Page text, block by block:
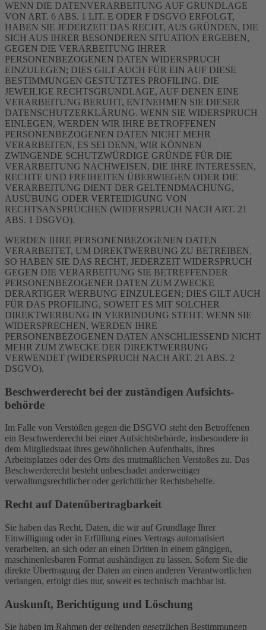
WENN DIE DATENVERARBEITUNG AUF GRUNDLAGE
VON ART. 6 ABS. 1 LIT. E ODER F DSGVO ERFOLGT,
HABEN SIE JEDERZEIT DAS RECHT, AUS GRÜNDEN, DIE
SICH AUS IHRER BESONDEREN SITUATION ERGEBEN,
GEGEN DIE VERARBEITUNG IHRER
PERSONENBEZOGENEN DATEN WIDERSPRUCH
EINZULEGEN; DIES GILT AUCH FÜR EIN AUF DIESE
BESTIMMUNGEN GESTÜTZTES PROFILING. DIE
JEWEILIGE RECHTSGRUNDLAGE, AUF DENEN EINE
VERARBEITUNG BERUHT, ENTNEHMEN SIE DIESER
DATENSCHUTZERKLÄRUNG. WENN SIE WIDERSPRUCH
EINLEGEN, WERDEN WIR IHRE BETROFFENEN
PERSONENBEZOGENEN DATEN NICHT MEHR
VERARBEITEN, ES SEI DENN, WIR KÖNNEN
ZWINGENDE SCHUTZWÜRDIGE GRÜNDE FÜR DIE
VERARBEITUNG NACHWEISEN, DIE IHRE INTERESSEN,
RECHTE UND FREIHEITEN ÜBERWIEGEN ODER DIE
VERARBEITUNG DIENT DER GELTENDMACHUNG,
AUSÜBUNG ODER VERTEIDIGUNG VON
RECHTSANSPRÜCHEN (WIDERSPRUCH NACH ART. 21
ABS. 1 DSGVO).
WERDEN IHRE PERSONENBEZOGENEN DATEN
VERARBEITET, UM DIREKTWERBUNG ZU BETREIBEN,
SO HABEN SIE DAS RECHT, JEDERZEIT WIDERSPRUCH
GEGEN DIE VERARBEITUNG SIE BETREFFENDER
PERSONENBEZOGENER DATEN ZUM ZWECKE
DERARTIGER WERBUNG EINZULEGEN; DIES GILT AUCH
FÜR DAS PROFILING, SOWEIT ES MIT SOLCHER
DIREKTWERBUNG IN VERBINDUNG STEHT. WENN SIE
WIDERSPRECHEN, WERDEN IHRE
PERSONENBEZOGENEN DATEN ANSCHLIESSEND NICHT
MEHR ZUM ZWECKE DER DIREKTWERBUNG
VERWENDET (WIDERSPRUCH NACH ART. 21 ABS. 2
DSGVO).
Beschwerde­recht bei der zuständigen Aufsichts­
behörde
Im Falle von Verstößen gegen die DSGVO steht den Betroffenen
ein Beschwerderecht bei einer Aufsichtsbehörde, insbesondere in
dem Mitgliedstaat ihres gewöhnlichen Aufenthalts, ihres
Arbeitsplatzes oder des Orts des mutmaßlichen Verstoßes zu. Das
Beschwerderecht besteht unbeschadet anderweitiger
verwaltungsrechtlicher oder gerichtlicher Rechtsbehelfe.
Recht auf Daten­übertrag­barkeit
Sie haben das Recht, Daten, die wir auf Grundlage Ihrer
Einwilligung oder in Erfüllung eines Vertrags automatisiert
verarbeiten, an sich oder an einen Dritten in einem gängigen,
maschinenlesbaren Format aushändigen zu lassen. Sofern Sie die
direkte Übertragung der Daten an einen anderen Verantwortlichen
verlangen, erfolgt dies nur, soweit es technisch machbar ist.
Auskunft, Berichtigung und Löschung
Sie haben im Rahmen der geltenden gesetzlichen Bestimmungen